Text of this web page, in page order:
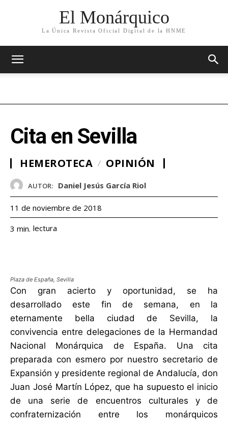
El Monárquico
La Única Revista Oficial Digital de la HNME
Cita en Sevilla
HEMEROTECA OPINIÓN
AUTOR: Daniel Jesús García Riol
11 de noviembre de 2018
3 min. lectura
Plaza de España, Sevilla
Con gran acierto y oportunidad, se ha
desarrollado este fin de semana, en la
eternamente bella ciudad de Sevilla, la
convivencia entre delegaciones de la Hermandad
Nacional Monárquica de España. Una cita
preparada con esmero por nuestro secretario de
Expansión y presidente regional de Andalucía, don
Juan José Martín López, que ha supuesto el inicio
de una serie de encuentros culturales y de
confraternización entre los monárquicos